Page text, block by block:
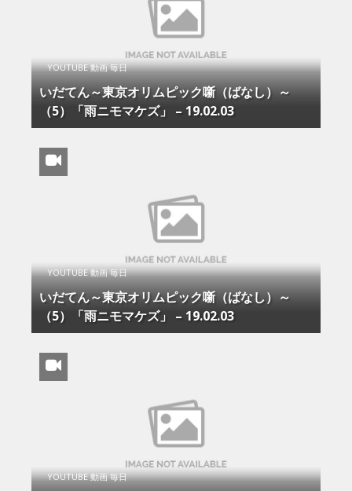
YOUTUBE 動画 毎日
いだてん～東京オリムピック噺（ばなし）～
（5）「雨ニモマケズ」 – 19.02.03
YOUTUBE 動画 毎日
いだてん～東京オリムピック噺（ばなし）～
（5）「雨ニモマケズ」 – 19.02.03
YOUTUBE 動画 毎日